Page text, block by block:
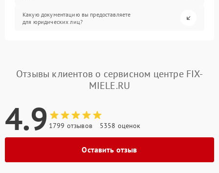
Какую документацию вы предоставляете
для юридических лиц?
Отзывы клиентов о сервисном центре FIX-
MIELE.RU
4.9 1799 отзывов 5358 оценок
Оставить отзыв